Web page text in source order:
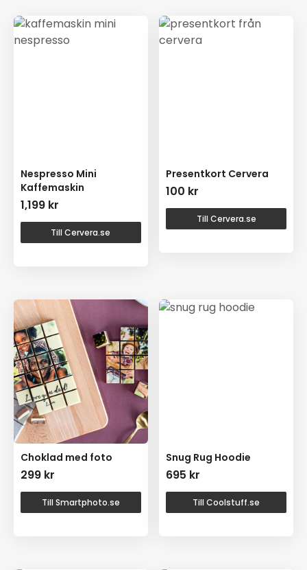
Nespresso Mini
Kaffemaskin
1,199 kr
Till Cervera.se
Presentkort Cervera
100 kr
Till Cervera.se
Choklad med foto
299 kr
Till Smartphoto.se
Snug Rug Hoodie
695 kr
Till Coolstuff.se